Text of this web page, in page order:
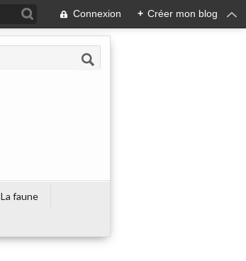
Connexion + Créer mon blog
La faune